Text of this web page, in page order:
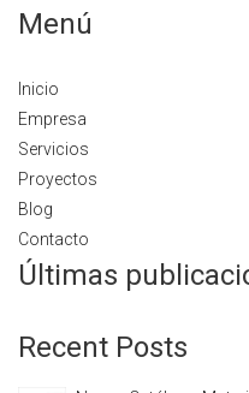
Menú
Inicio
Empresa
Servicios
Proyectos
Blog
Contacto
Últimas
Recent Posts